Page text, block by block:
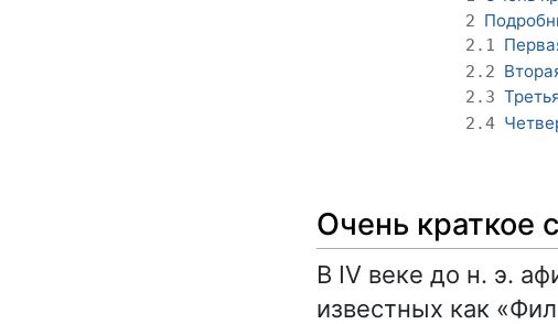
2
2.1
2.2
2.3
2.4
Очень краткое
В IV веке до н. э.
известных как